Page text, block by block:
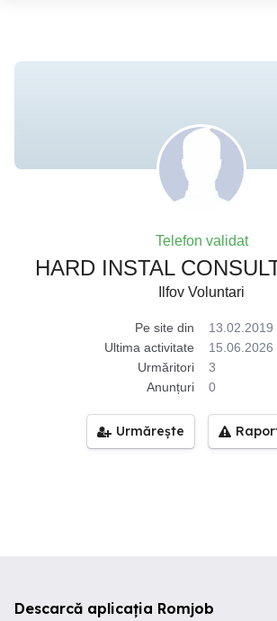
Telefon validat
HARD INSTAL
Ilfov Voluntari
Pe site din
13.02.2019
Ultima activitate
15.06.2026
Urmăritori
3
Anunțuri
0
Urmărește
Descarcă aplicația Romjob